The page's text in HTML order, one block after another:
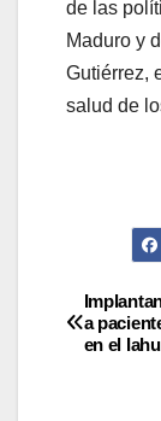
de las
Maduro y
Gutiérrez,
salud de
a
en el